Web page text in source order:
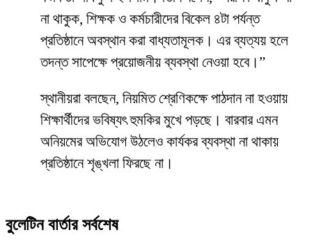
না থাকুক, শিক্ষক ও কর্মচারীদের বিকেল ৪টা পর্যন্ত
প্রতিষ্ঠানে অবস্থান করা বাধ্যতামূলক। এর ব্যত্যয় হলে
তদন্ত সাপেক্ষে প্রয়োজনীয় ব্যবস্থা নেওয়া হবে।”
স্থানীয়রা বলছেন, নিয়মিত শ্রেণিকক্ষে পাঠদান না হওয়ায়
শিক্ষার্থীদের ভবিষ্যৎ হুমকির মুখে পড়ছে। বারবার এমন
অনিয়মের অভিযোগ উঠলেও কার্যকর ব্যবস্থা না থাকায়
প্রতিষ্ঠানে শৃঙ্খলা ফিরছে না।
বুলেটিন বার্তার সর্বশেষ